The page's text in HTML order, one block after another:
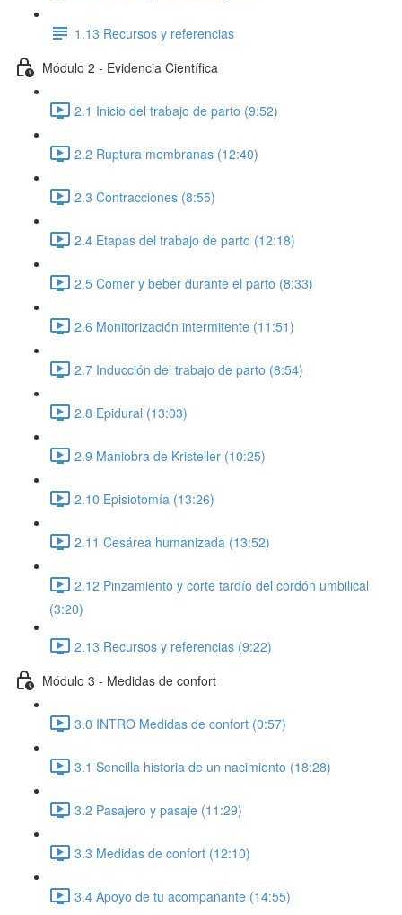
1.13 Recursos y referencias
Módulo 2 - Evidencia Científica
2.1 Inicio del trabajo de parto (9:52)
2.2 Ruptura membranas (12:40)
2.3 Contracciones (8:55)
2.4 Etapas del trabajo de parto (12:18)
2.5 Comer y beber durante el parto (8:33)
2.6 Monitorización intermitente (11:51)
2.7 Inducción del trabajo de parto (8:54)
2.8 Epidural (13:03)
2.9 Maniobra de Kristeller (10:25)
2.10 Episiotomía (13:26)
2.11 Cesárea humanizada (13:52)
2.12 Pinzamiento y corte tardío del cordón umbilical
(3:20)
2.13 Recursos y referencias (9:22)
Módulo 3 - Medidas de confort
3.0 INTRO Medidas de confort (0:57)
3.1 Sencilla historia de un nacimiento (18:28)
3.2 Pasajero y pasaje (11:29)
3.3 Medidas de confort (12:10)
3.4 Apoyo de tu acompañante (14:55)